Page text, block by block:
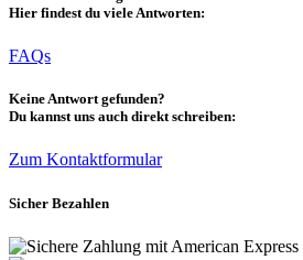
Hier findest du viele Antworten:
FAQs
Keine Antwort gefunden?
Du kannst uns auch direkt schreiben:
Zum Kontaktformular
Sicher Bezahlen